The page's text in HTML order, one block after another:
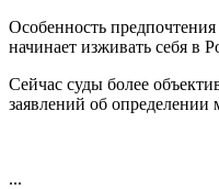
Особенность
начинает изживать себя в
Сейчас суды более
заявлений об определении
...